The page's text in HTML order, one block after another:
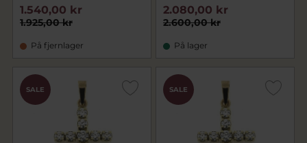
1.925,00 kr
1.540,00 kr
På fjernlager
2.600,00 kr
2.080,00 kr
På lager
SALE SALE